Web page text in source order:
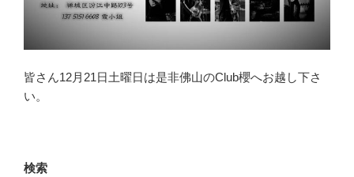
皆さん12月21日土曜日は是非佛山のClub櫻へお越し下さ
い。
検索